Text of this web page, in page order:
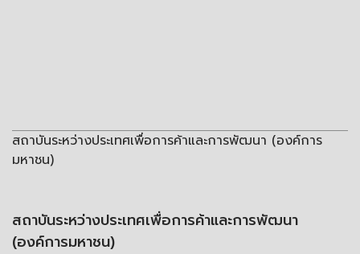
สถาบันระหว่างประเทศเพื่อการค้าและการพัฒนา (องค์การ
มหาชน)
สถาบันระหว่างประเทศเพื่อการค้าและการพัฒนา
(องค์การมหาชน)